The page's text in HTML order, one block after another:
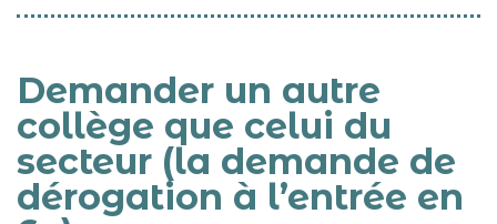
Demander un autre
collège que celui du
secteur (la demande de
dérogation à l’entrée en